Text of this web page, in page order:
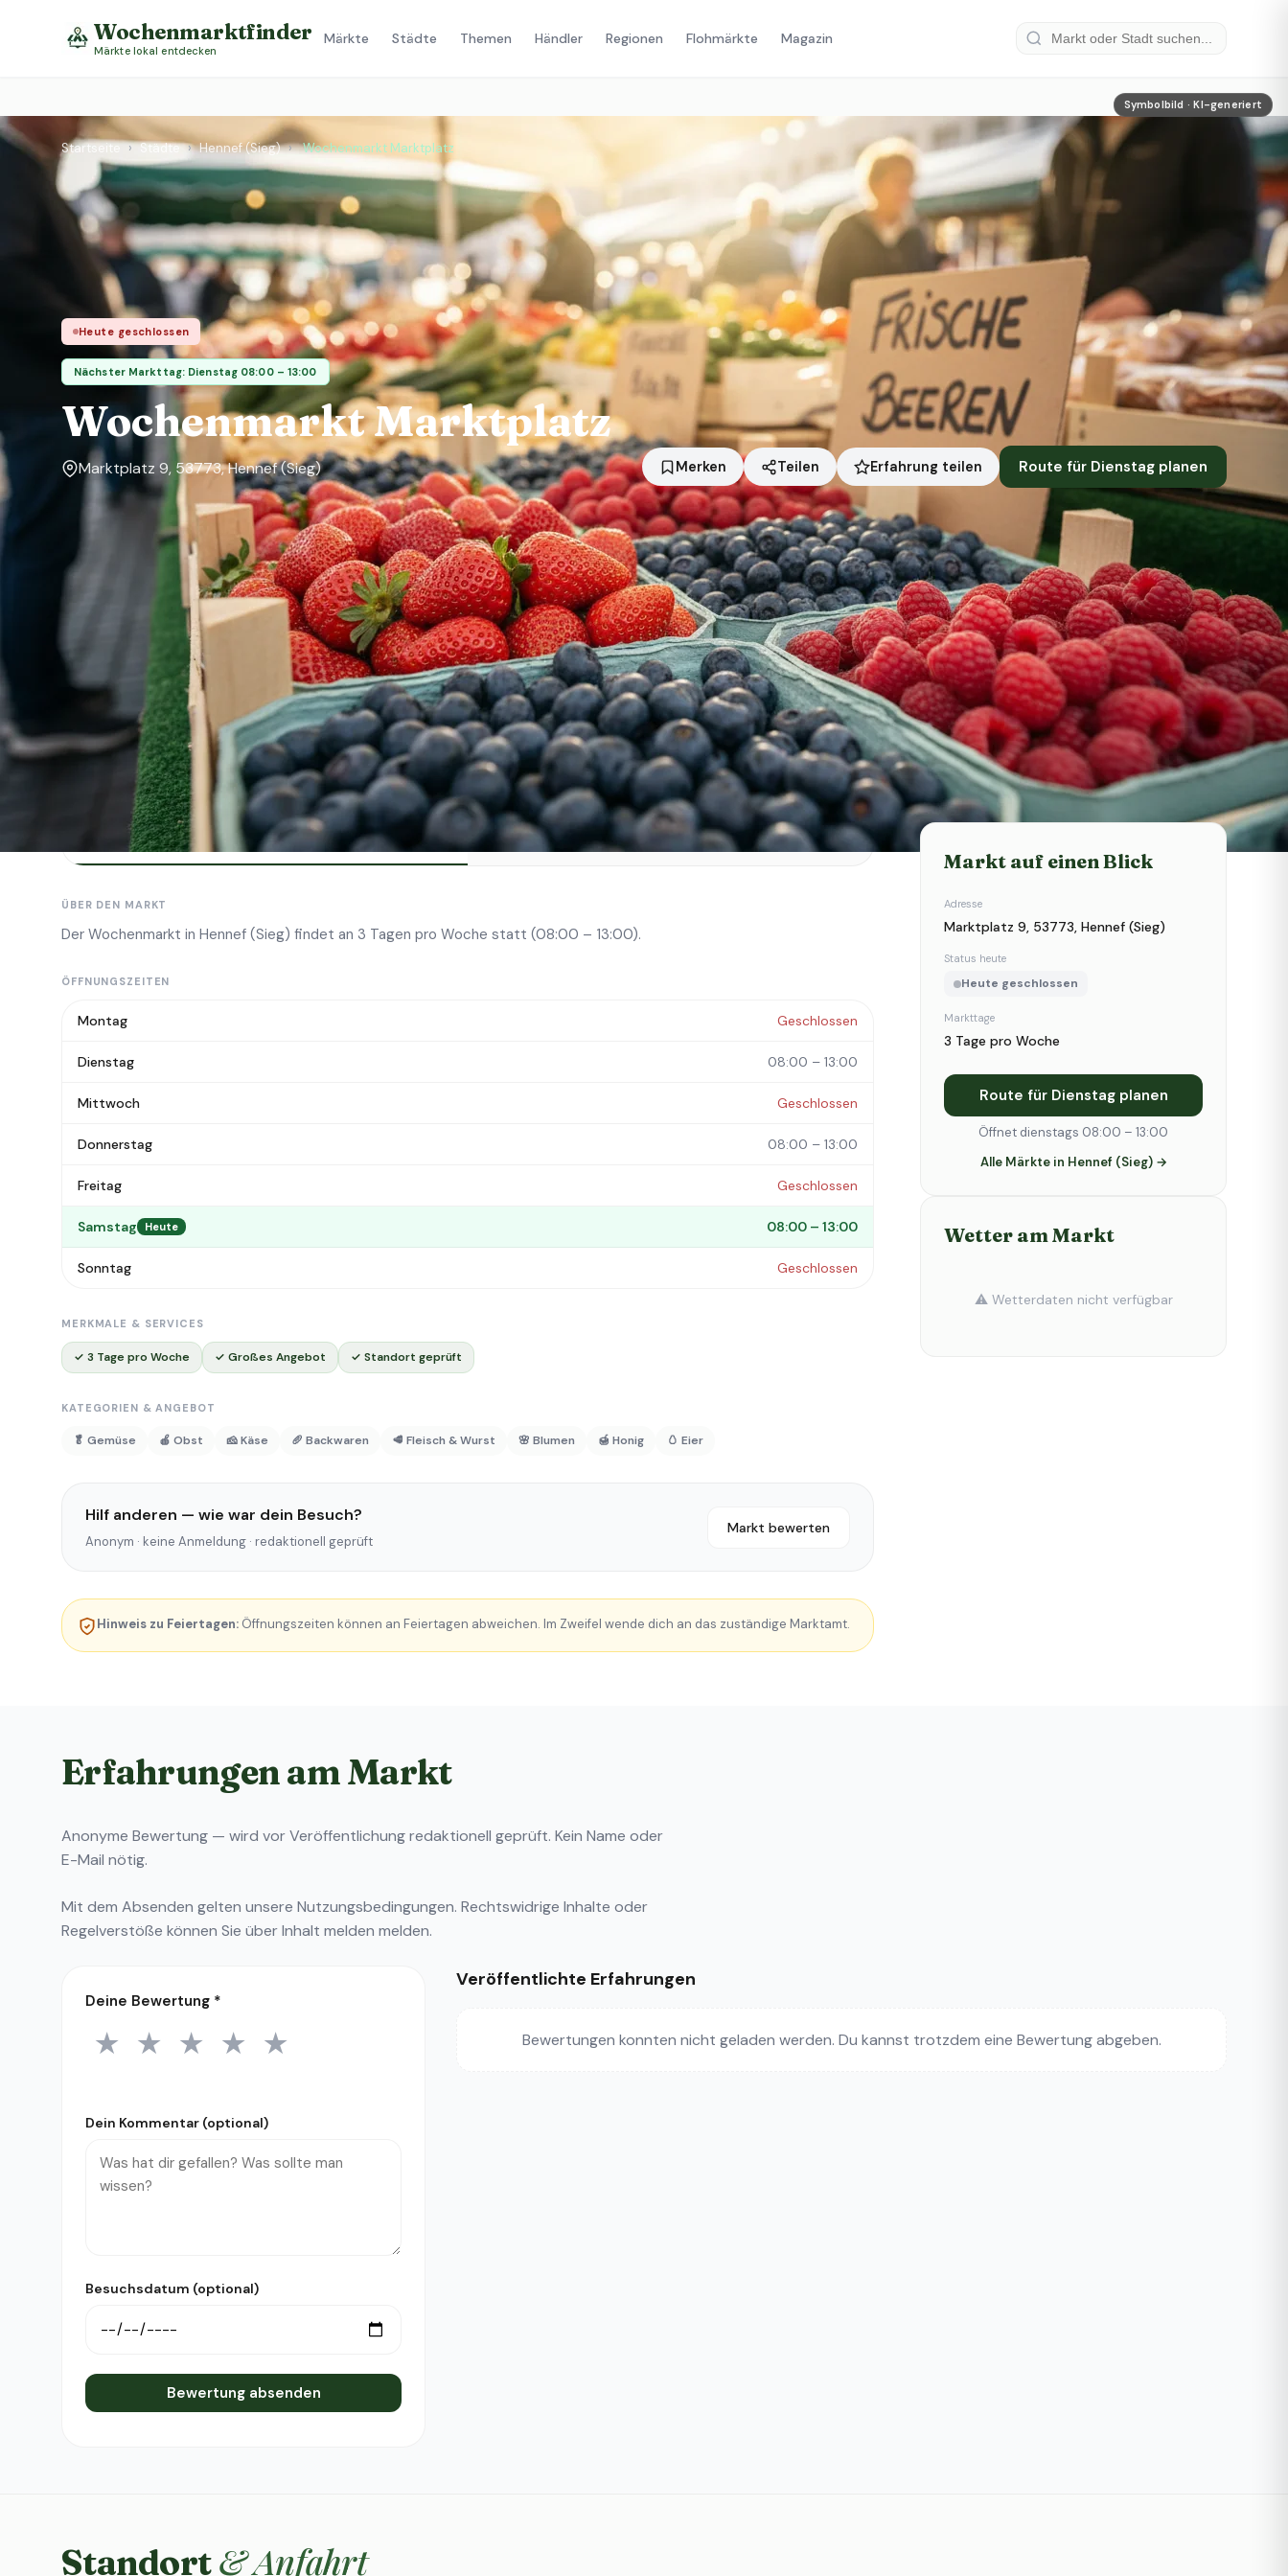
Wochenmarktfinder
Märkte lokal entdecken
Märkte Städte Themen Händler Regionen Flohmärkte Magazin
Symbolbild · KI-generiert
Startseite › Städte › Hennef (Sieg) › Wochenmarkt Marktplatz
Heute geschlossen
Nächster Markttag: Dienstag 08:00 – 13:00
Wochenmarkt Marktplatz
Marktplatz 9, 53773, Hennef (Sieg) Merken Teilen Erfahrung teilen Route für Dienstag planen
Symbolbild · KI-generiert
Markttage
Dienstag, Donnerstag, Samstag
Standort
Hennef (Sieg)
Status heute
Heute geschlossen
Über den Markt Händler
ÜBER DEN MARKT
Der Wochenmarkt in Hennef (Sieg) findet an 3 Tagen pro Woche statt (08:00 – 13:00).
ÖFFNUNGSZEITEN
Montag Geschlossen
Dienstag 08:00 – 13:00
Mittwoch Geschlossen
Donnerstag 08:00 – 13:00
Freitag Geschlossen
Samstag Heute 08:00 – 13:00
Sonntag Geschlossen
MERKMALE & SERVICES
✓ 3 Tage pro Woche ✓ Großes Angebot ✓ Standort geprüft
KATEGORIEN & ANGEBOT
🥬 Gemüse 🍎 Obst 🧀 Käse 🥖 Backwaren 🥩 Fleisch & Wurst 🌸 Blumen 🍯 Honig 🥚 Eier
Hilf anderen — wie war dein Besuch?
Anonym · keine Anmeldung · redaktionell geprüft
Markt bewerten
Hinweis zu Feiertagen: Öffnungszeiten können an Feiertagen abweichen. Im Zweifel wende dich an das zuständige Marktamt.
Markt auf einen Blick
Adresse
Marktplatz 9, 53773, Hennef (Sieg)
Status heute
Heute geschlossen
Markttage
3 Tage pro Woche
Route für Dienstag planen
Öffnet dienstags 08:00 – 13:00
Alle Märkte in Hennef (Sieg) →
Wetter am Markt
⚠️ Wetterdaten nicht verfügbar
Erfahrungen am Markt
Anonyme Bewertung — wird vor Veröffentlichung redaktionell geprüft. Kein Name oder
E-Mail nötig.
Mit dem Absenden gelten unsere Nutzungsbedingungen. Rechtswidrige Inhalte oder
Regelverstöße können Sie überInhalt melden melden.
Deine Bewertung *
1 Stern
★ 2 Sterne
★ 3 Sterne
★ 4 Sterne
★ 5 Sterne
★
Dein Kommentar (optional)
Besuchsdatum (optional)
Bewertung absenden
Veröffentlichte Erfahrungen
Bewertungen konnten nicht geladen werden. Du kannst trotzdem eine Bewertung abgeben.
Standort& Anfahrt